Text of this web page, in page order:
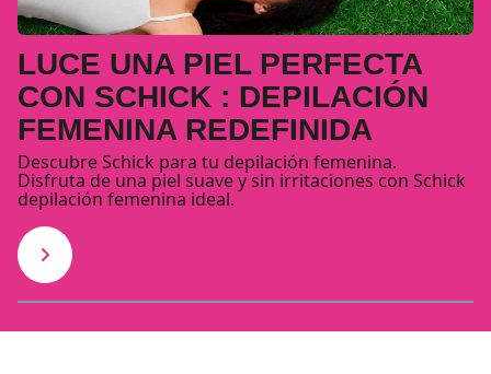
LUCE UNA PIEL PERFECTA
CON SCHICK : DEPILACIÓN
FEMENINA REDEFINIDA
Descubre Schick para tu depilación femenina.
Disfruta de una piel suave y sin irritaciones con Schick
depilación femenina ideal.